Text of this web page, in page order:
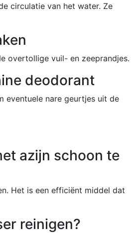
circulatie van het water. Ze
overtollige vuil- en zeeprandjes.
deodorant
eventuele nare geurtjes uit de
azijn schoon te
Het is een efficiënt middel dat
reinigen?